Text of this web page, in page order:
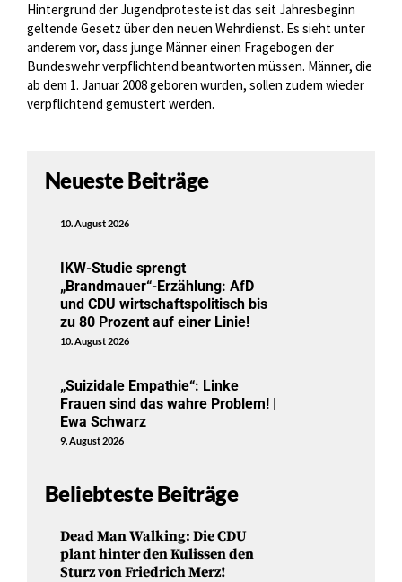
Hintergrund der Jugendproteste ist das seit Jahresbeginn
geltende Gesetz über den neuen Wehrdienst. Es sieht unter
anderem vor, dass junge Männer einen Fragebogen der
Bundeswehr verpflichtend beantworten müssen. Männer, die
ab dem 1. Januar 2008 geboren wurden, sollen zudem wieder
verpflichtend gemustert werden.
Neueste Beiträge
10. August 2026
IKW-Studie sprengt
„Brandmauer“-Erzählung: AfD
und CDU wirtschaftspolitisch bis
zu 80 Prozent auf einer Linie!
10. August 2026
„Suizidale Empathie“: Linke
Frauen sind das wahre Problem! |
Ewa Schwarz
9. August 2026
Beliebteste Beiträge
Dead Man Walking: Die CDU
plant hinter den Kulissen den
Sturz von Friedrich Merz!